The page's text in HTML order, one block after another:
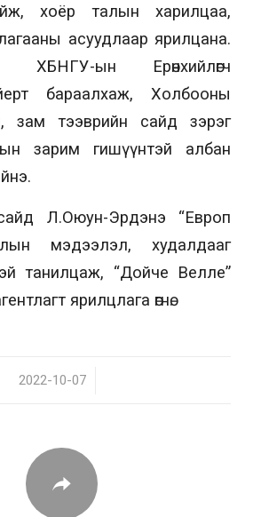
хоёр талын харилцаа,
асуудлаар ярилцана.
ын Ерөнхийлөгч
бараалхаж, Холбооны
зам тээврийн сайд зэрэг
зарим гишүүнтэй албан
Л.Оюун-Эрдэнэ “Европ
мэдээлэл, худалдааг
танилцаж, “Дойче Велле”
ярилцлага өгнө.
2022-10-07
/